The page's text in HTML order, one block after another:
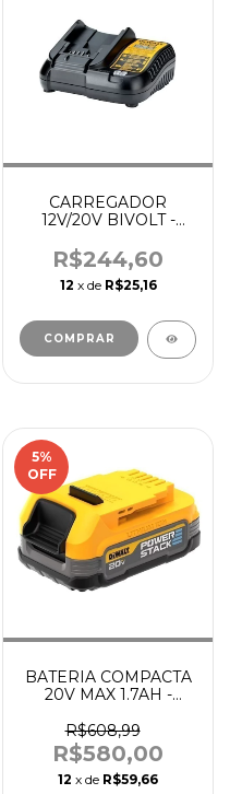
CARREGADOR
12V/20V BIVOLT -
R$244,60
12 x de R$25,16
5%
OFF
BATERIA COMPACTA
20V MAX 1.7AH -
R$608,99
R$580,00
12 x de R$59,66